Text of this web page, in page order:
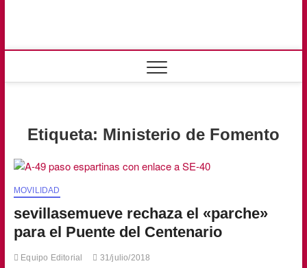
Etiqueta: Ministerio de Fomento
MOVILIDAD
sevillasemueve rechaza el «parche»
para el Puente del Centenario
Equipo Editorial 31/julio/2018